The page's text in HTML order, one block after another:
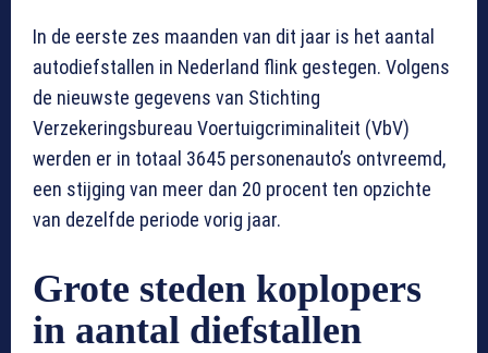
In de eerste zes maanden van dit jaar is het aantal
autodiefstallen in Nederland flink gestegen. Volgens
de nieuwste gegevens van Stichting
Verzekeringsbureau Voertuigcriminaliteit (VbV)
werden er in totaal 3645 personenauto’s ontvreemd,
een stijging van meer dan 20 procent ten opzichte
van dezelfde periode vorig jaar.
Grote steden koplopers
in aantal diefstallen